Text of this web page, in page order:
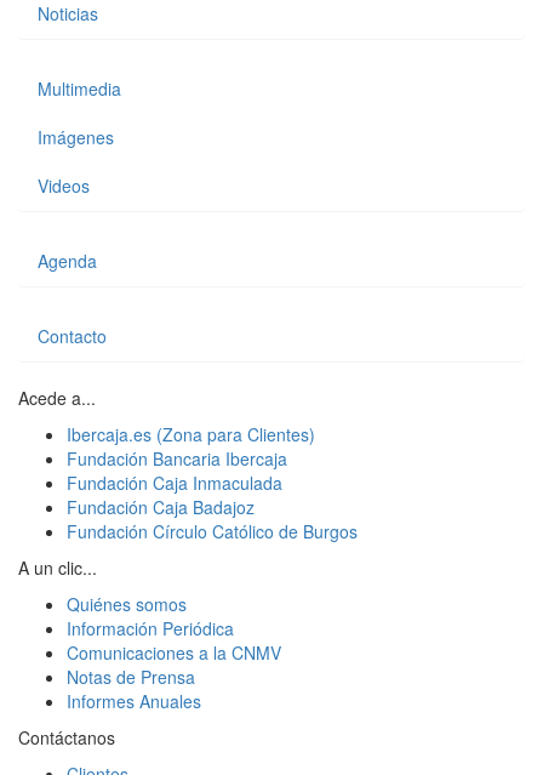
Noticias
Multimedia
Imágenes
Videos
Agenda
Contacto
Acede a...
Ibercaja.es (Zona para Clientes)
Fundación Bancaria Ibercaja
Fundación Caja Inmaculada
Fundación Caja Badajoz
Fundación Círculo Católico de Burgos
A un clic...
Quiénes somos
Información Periódica
Comunicaciones a la CNMV
Notas de Prensa
Informes Anuales
Contáctanos